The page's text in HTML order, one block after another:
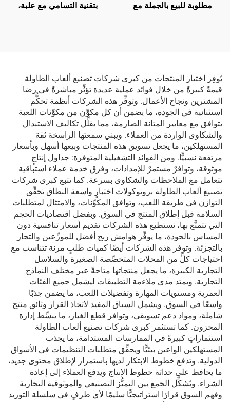
مطلوبة للبيع بالجملة مع
بتقنية التسامي مع علبة،
يُوفِر اختيار المنتجات من كبرى شركات تصنيع ألعاب الطاولة
قيمةً كبيرةً من خلال فوائد عملية عديدة تؤثِّر مباشرةً في رضا
المشترين ونجاح الأعمال. وتوفِّر هذه الشركات أنظمة تحكُّم
استثنائية في الجودة، ما يضمن أن كل مكوِّن من مكوِّنات اللعبة
يتوافق مع معايير المتانة الصارمة، مما يقلِّل تكاليف الاستبدال
والشكاوى الواردة من العملاء. ويبني سمعتها الراسخة ثقة
المستهلكين، ما يجعل تسويق هذه المنتجات وبيعها أسهل وبأسعار
مرتفعة نسبيًّا. ومن الفوائد التشغيلية المتوفرة: جداول إنتاجٍ
موثوقة، وتوافرٌ مستمرٌ للإمدادات، وفرق خدمة عملاء استباقية
تتعامل مع الملاحظات والشكاوى بسرعة. كما تتبع كبرى شركات
تصنيع ألعاب الطاولة بروتوكولات اختبارٍ واسعة النطاق تحقِّق
التوازن في طريقة اللعب، وتوافق المكوِّنات، والامتثال لمتطلبات
السلامة قبل إطلاق المنتج في السوق. وبفضل اقتصاديات الحجم
التي تتمتَّع بها، تستطيع هذه الشركات تقديم أسعار تنافسية دون
المساس بالجودة، ما يوفِّر هوامش ربح أفضل للموزِّعين والتجار
بالتجزئة. وتوفر هذه الشركات أيضًا كميات طلبٍ مرنة تتناسب مع
احتياجات كلٍّ من المحلات المتخصِّصة الصغيرة والسلاسل
التجارية الكبيرة، ما يجعل منتجاتها متاحةً عبر مختلف النماذج
التجارية. ويمتد مدى ملاءمة التطبيقات ليشمل جميع الفئات
العمرية ومستويات المهارة وتفضيلات اللعب، ما يضمن جذبًا
واسعًا في السوق. ويشمل السياق المفيد لاتخاذ القرار وثائق منتج
شاملة، ومواد دعم تسويقي، وتوافر قطع الغيار، ما يبسِّط إدارة
المخزون. كما تستثمر كبرى شركات تصنيع ألعاب الطاولة
استثماراتٍ كبيرةً في الممارسات المستدامة، ما يجذب
المستهلكين الواعين بيئيًّا ويحقِّق متطلبات التنظيمات في الأسواق
الدولية. وتدفع خطوط الابتكار لديها باستمرار لإطلاق محتوى جديد،
ما يحافظ على حداثة خطوط الإنتاج ويدفع العملاء إلى إعادة
الشراء. ويُشكِّل الجمع بين التميُّز التصنيعي والموثوقية التجارية
وفهم السوق قرارًا استراتيجيًّا سليمًا لأي طرفٍ في سلسلة التوريد